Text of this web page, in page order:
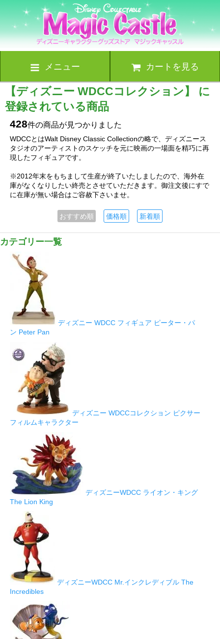
メニュー カートを見る
【ディズニー WDCCコレクション】 に
登録されている商品
428件の商品が見つかりました
WDCCとはWalt Disney Classic Collectionの略で、ディズニース
タジオのアーティストのスケッチを元に映画の一場面を精巧に再
現したフィギュアです。
※2012年末をもちまして生産が終了いたしましたので、海外在
庫がなくなりしたい終売とさせていただきます。御注文後にすで
に在庫が無い場合はご容赦下さいませ。
おすすめ順 価格順 新着順
カテゴリー一覧
ディズニー WDCC フィギュア ピーター・パ
ン Peter Pan
ディズニー WDCCコレクション ピクサー
フィルムキャラクター
ディズニーWDCC ライオン・キング
The Lion King
ディズニーWDCC Mr.インクレディブル The
Incredibles